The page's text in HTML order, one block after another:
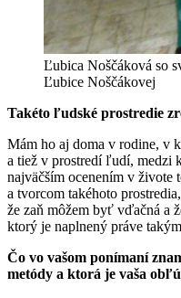
Ľubica Noščáková so
Ľubice Noščákovej
Takéto ľudské prostredie
Mám ho aj doma v rodine, v
a tiež v prostredí ľudí, medzi
najväčším ocenením v živote
a tvorcom takéhoto
že zaň môžem byť vďačná a
ktorý je naplnený práve
Čo vo vašom ponímaní
metódy a ktorá je vaša